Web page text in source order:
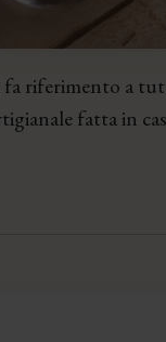
riferimento a
fatta in